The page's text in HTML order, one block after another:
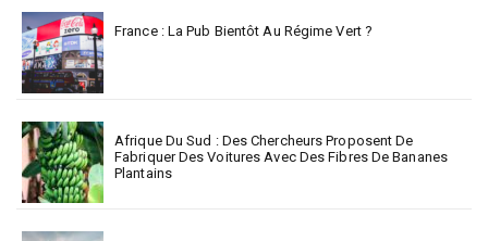
France : La Pub Bientôt Au Régime Vert ?
Afrique Du Sud : Des Chercheurs Proposent De
Fabriquer Des Voitures Avec Des Fibres De Bananes
Plantains